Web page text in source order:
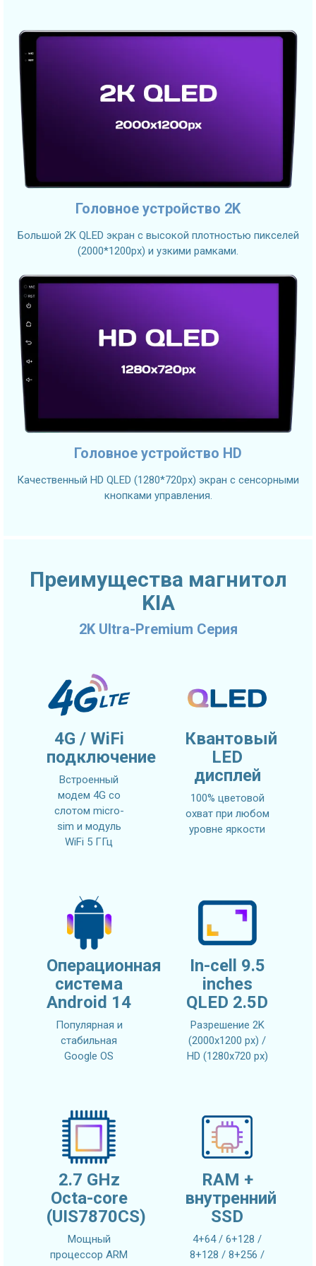
Головное устройство 2K
Большой 2K QLED экран с высокой плотностью пикселей
(2000*1200px) и узкими рамками.
Головное устройство HD
Качественный HD QLED (1280*720px) экран с сенсорными
кнопками управления.
Преимущества магнитол
KIA
2K Ultra-Premium Серия
4G / WiFi
подключение
Встроенный
модем 4G со
слотом micro-
sim и модуль
WiFi 5 ГГц
Квантовый
LED
дисплей
100% цветовой
охват при любом
уровне яркости
Операционная
система
Android 14
Популярная и
стабильная
Google OS
In-cell 9.5
inches
QLED 2.5D
Разрешение 2K
(2000x1200 px) /
HD (1280x720 px)
2.7 GHz
Octa-core
(UIS7870CS)
Мощный
процессор ARM
RAM +
внутренний
SSD
4+64 / 6+128 /
8+128 / 8+256 /